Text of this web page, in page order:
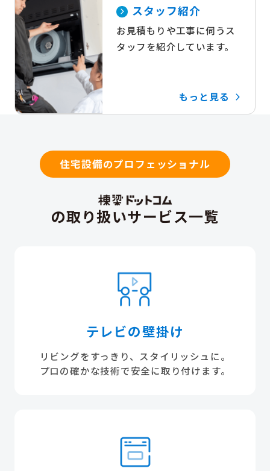
スタッフ紹介
お見積もりや工事に伺うス
タッフを紹介しています。
もっと見る
住宅設備のプロフェッショナル
の取り扱いサービス一覧
テレビの壁掛け
リビングをすっきり、スタイリッシュに。
プロの確かな技術で安全に取り付けます。